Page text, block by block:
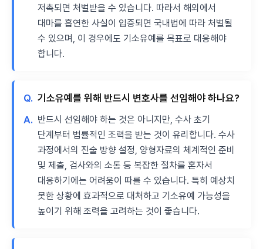
저촉되면 처벌받을 수 있습니다. 따라서 해외에서
대마를 흡연한 사실이 입증되면 국내법에 따라 처벌될
수 있으며, 이 경우에도 기소유예를 목표로 대응해야
합니다.
Q. 기소유예를 위해 반드시 변호사를 선임해야 하나요?
A. 반드시 선임해야 하는 것은 아니지만, 수사 초기
단계부터 법률적인 조력을 받는 것이 유리합니다. 수사
과정에서의 진술 방향 설정, 양형자료의 체계적인 준비
및 제출, 검사와의 소통 등 복잡한 절차를 혼자서
대응하기에는 어려움이 따를 수 있습니다. 특히 예상치
못한 상황에 효과적으로 대처하고 기소유예 가능성을
높이기 위해 조력을 고려하는 것이 좋습니다.